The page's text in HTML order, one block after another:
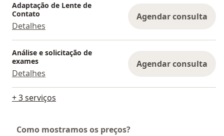
Adaptação de Lente de
Contato
Detalhes
Agendar consulta
Análise e solicitação de
exames
Detalhes
Agendar consulta
+ 3 serviços
Como mostramos os preços?